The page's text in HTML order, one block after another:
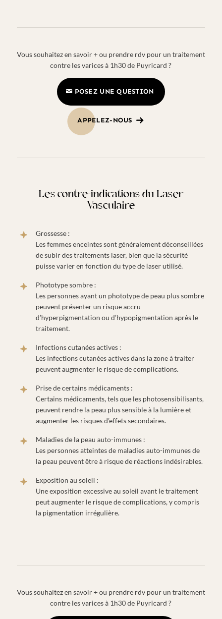
Vous souhaitez en savoir + ou prendre rdv pour un traitement
contre les varices à 1h30 de Puyricard ?
POSEZ UNE QUESTION
APPELEZ-NOUS
Les contre-indications du Laser
Vasculaire
Grossesse :
Les femmes enceintes sont généralement déconseillées
de subir des traitements laser, bien que la sécurité
puisse varier en fonction du type de laser utilisé.
Phototype sombre :
Les personnes ayant un phototype de peau plus sombre
peuvent présenter un risque accru
d’hyperpigmentation ou d’hypopigmentation après le
traitement.
Infections cutanées actives :
Les infections cutanées actives dans la zone à traiter
peuvent augmenter le risque de complications.
Prise de certains médicaments :
Certains médicaments, tels que les photosensibilisants,
peuvent rendre la peau plus sensible à la lumière et
augmenter les risques d’effets secondaires.
Maladies de la peau auto-immunes :
Les personnes atteintes de maladies auto-immunes de
la peau peuvent être à risque de réactions indésirables.
Exposition au soleil :
Une exposition excessive au soleil avant le traitement
peut augmenter le risque de complications, y compris
la pigmentation irrégulière.
Vous souhaitez en savoir + ou prendre rdv pour un traitement
contre les varices à 1h30 de Puyricard ?